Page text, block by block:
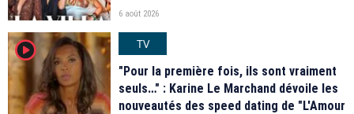
6 août 2026
player2
TV
"Pour la première fois, ils sont vraiment
seuls…" : Karine Le Marchand dévoile les
nouveautés des speed dating de "L'Amour